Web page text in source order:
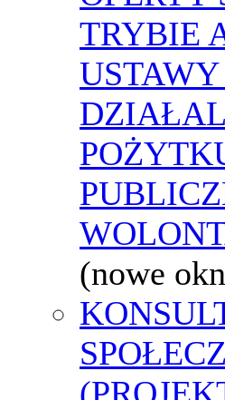
TRYBIE
USTAWY
(nowe